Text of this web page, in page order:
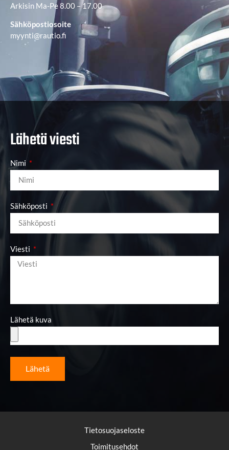
Arkisin Ma-Pe 8.00 – 17.00
Sähköpostiosoite
myynti@rautio.fi
Lähetä viesti
Nimi
Sähköposti
Viesti
Lähetä kuva
Lähetä
Tietosuojaseloste
Toimitusehdot